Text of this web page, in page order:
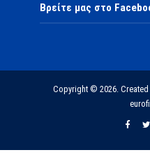
Βρείτε μας στο
Copyright © 2026.